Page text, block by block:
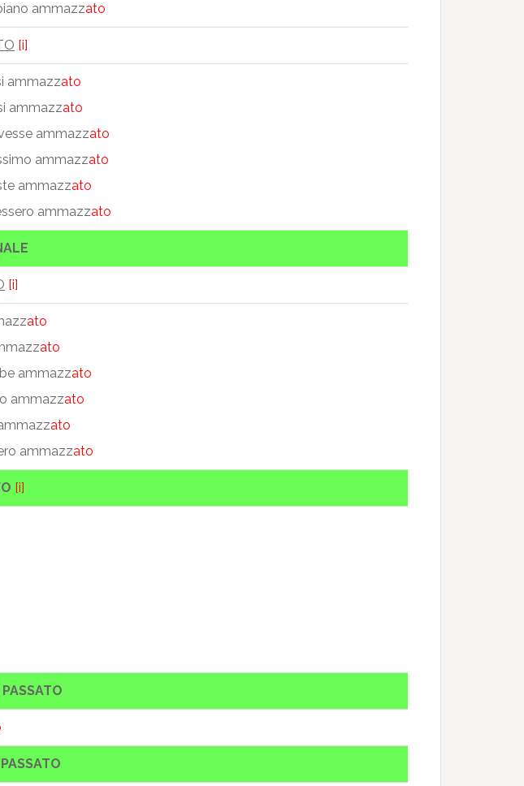
ammazzato
[i]
ammazzato
ammazzato
ammazzato
ammazzato
ammazzato
ammazzato
[i]
ato
ato
ammazzato
ammazzato
ato
ammazzato
[i]